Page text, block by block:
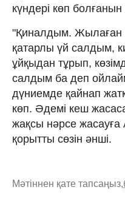
күндері көп
"Қиналдым. Жылаған
қатарлы үй салдым,
ұйқыдан тұрып,
салдым ба деп
дүниемде қайнап
көп. Әдемі кеш
жақсы нәрсе жасауға
қорытты сөзін әнші.
Мәтіннен қате тапсаңыз,